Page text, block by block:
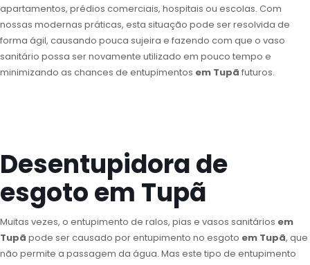
apartamentos, prédios comerciais, hospitais ou escolas. Com
nossas modernas práticas, esta situação pode ser resolvida de
forma ágil, causando pouca sujeira e fazendo com que o vaso
sanitário possa ser novamente utilizado em pouco tempo e
minimizando as chances de entupimentos em Tupã futuros.
Desentupidora de
esgoto em Tupã
Muitas vezes, o entupimento de ralos, pias e vasos sanitários em
Tupã pode ser causado por entupimento no esgoto em Tupã, que
não permite a passagem da água. Mas este tipo de entupimento